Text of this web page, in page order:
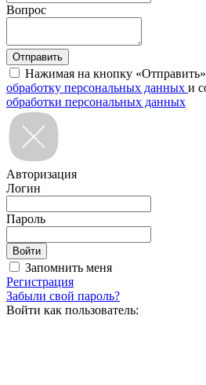
Вопрос
Нажимая на кнопку
обработку персональных данных и
обработки персональных данных
Авторизация
Логин
Пароль
Запомнить меня
Регистрация
Забыли свой пароль?
Войти как пользователь: